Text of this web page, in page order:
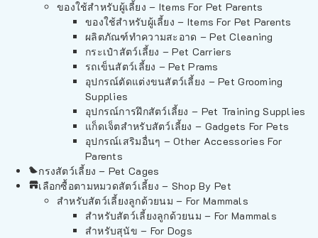
ของใช้สำหรับผู้เลี้ยง – Items For Pet Parents
ของใช้สำหรับผู้เลี้ยง – Items For Pet Parents
ผลิตภัณฑ์ทำความสะอาด – Pet Cleaning
กระเป๋าสัตว์เลี้ยง – Pet Carriers
รถเข็นสัตว์เลี้ยง – Pet Prams
อุปกรณ์ตัดแต่งขนสัตว์เลี้ยง – Pet Grooming
Supplies
อุปกรณ์การฝึกสัตว์เลี้ยง – Pet Training Supplies
แก็ดเจ็ตสำหรับสัตว์เลี้ยง – Gadgets For Pets
อุปกรณ์เสริมอื่นๆ – Other Accessories For
Parents
กรงสัตว์เลี้ยง – Pet Cages
เลือกซื้อตามหมวดสัตว์เลี้ยง – Shop By Pet
สำหรับสัตว์เลี้ยงลูกด้วยนม – For Mammals
สำหรับสัตว์เลี้ยงลูกด้วยนม – For Mammals
สำหรับสุนัข – For Dogs